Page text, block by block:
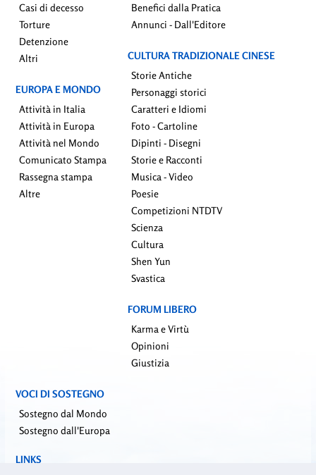
Casi di decesso
Torture
Detenzione
Altri
EUROPA E MONDO
Attività in Italia
Attività in Europa
Attività nel Mondo
Comunicato Stampa
Rassegna stampa
Altre
Benefici dalla Pratica
Annunci - Dall'Editore
CULTURA TRADIZIONALE CINESE
Storie Antiche
Personaggi storici
Caratteri e Idiomi
Foto - Cartoline
Dipinti - Disegni
Storie e Racconti
Musica - Video
Poesie
Competizioni NTDTV
Scienza
Cultura
Shen Yun
Svastica
FORUM LIBERO
Karma e Virtù
Opinioni
Giustizia
VOCI DI SOSTEGNO
Sostegno dal Mondo
Sostegno dall'Europa
LINKS